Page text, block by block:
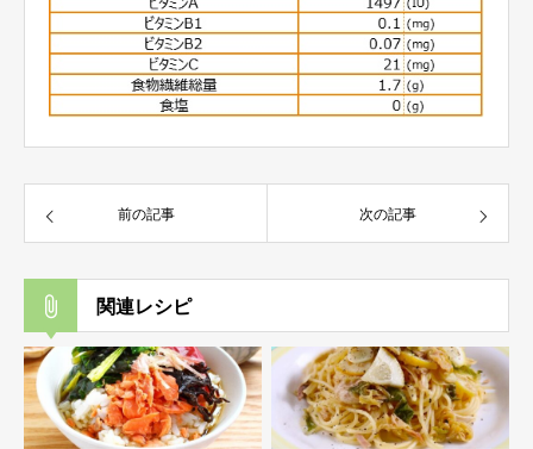
前の記事 次の記事
関連レシピ